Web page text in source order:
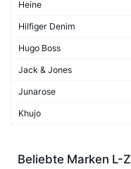
Heine
Hilfiger Denim
Hugo Boss
Jack & Jones
Junarose
Khujo
Beliebte Marken L-Z